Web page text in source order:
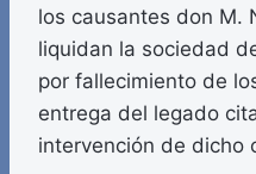
los causantes don M.
liquidan la sociedad
por fallecimiento de
entrega del legado
intervención de dicho